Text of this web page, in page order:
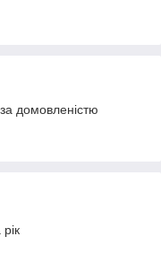
домовленістю